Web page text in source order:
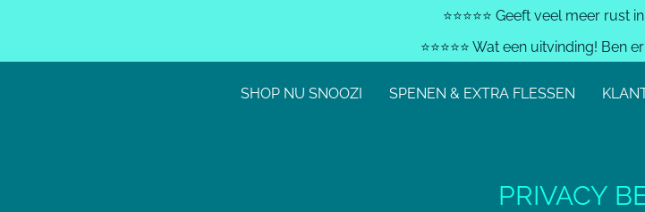
⭐️⭐️⭐️⭐️⭐️ Geeft veel meer rust
⭐️⭐️⭐️⭐️⭐️ Wat een uitvinding! Ben
SHOP NU SNOOZI SPENEN & EXTRA FLESSEN
PRIVACY